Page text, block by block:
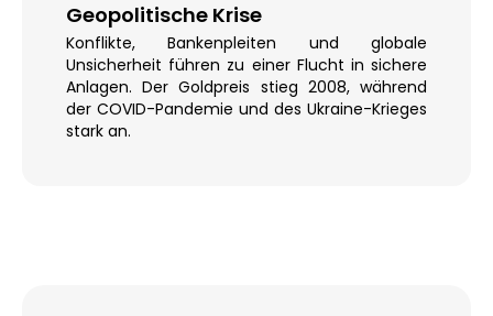
Geopolitische Krise
Konflikte, Bankenpleiten und globale
Unsicherheit führen zu einer Flucht in sichere
Anlagen. Der Goldpreis stieg 2008, während
der COVID-Pandemie und des Ukraine-Krieges
stark an.